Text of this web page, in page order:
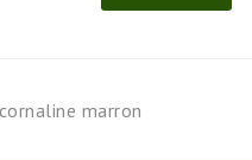
marron